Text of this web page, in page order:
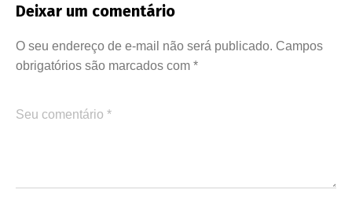
Deixar um comentário
O seu endereço de e-mail não será publicado. Campos
obrigatórios são marcados com *